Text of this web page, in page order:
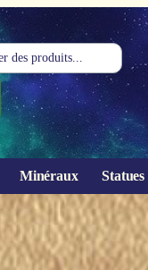
Minéraux Statues